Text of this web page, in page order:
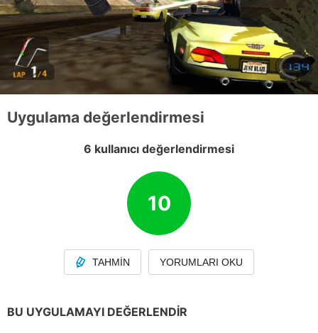
Uygulama değerlendirmesi
6 kullanıcı değerlendirmesi
10
TAHMIN YORUMLARI OKU
BU UYGULAMAYI DEĞERLENDIR